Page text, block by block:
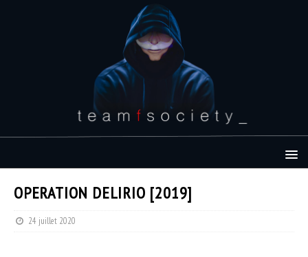
OPERATION DELIRIO [2019]
24 juillet 2020